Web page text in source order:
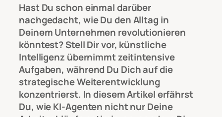
Hast Du schon einmal darüber
nachgedacht, wie Du den Alltag in
Deinem Unternehmen revolutionieren
könntest? Stell Dir vor, künstliche
Intelligenz übernimmt zeitintensive
Aufgaben, während Du Dich auf die
strategische Weiterentwicklung
konzentrierst. In diesem Artikel erfährst
Du, wie KI-Agenten nicht nur Deine